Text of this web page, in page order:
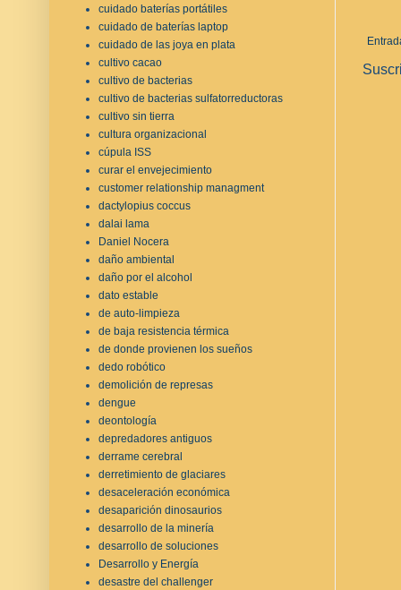
cuidado baterías portátiles
cuidado de baterías laptop
cuidado de las joya en plata
cultivo cacao
cultivo de bacterias
cultivo de bacterias sulfatorreductoras
cultivo sin tierra
cultura organizacional
cúpula ISS
curar el envejecimiento
customer relationship managment
dactylopius coccus
dalai lama
Daniel Nocera
daño ambiental
daño por el alcohol
dato estable
de auto-limpieza
de baja resistencia térmica
de donde provienen los sueños
dedo robótico
demolición de represas
dengue
deontología
depredadores antiguos
derrame cerebral
derretimiento de glaciares
desaceleración económica
desaparición dinosaurios
desarrollo de la minería
desarrollo de soluciones
Desarrollo y Energía
desastre del challenger